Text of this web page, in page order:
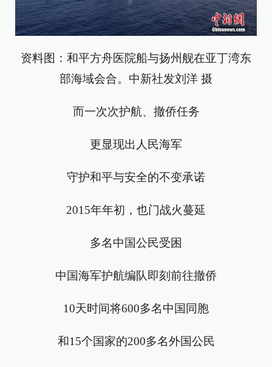
资料图：和平方舟医院船与扬州舰在亚丁湾东
部海域会合。中新社发刘洋 摄
而一次次护航、撤侨任务
更显现出人民海军
守护和平与安全的不变承诺
2015年年初，也门战火蔓延
多名中国公民受困
中国海军护航编队即刻前往撤侨
10天时间将600多名中国同胞
和15个国家的200多名外国公民